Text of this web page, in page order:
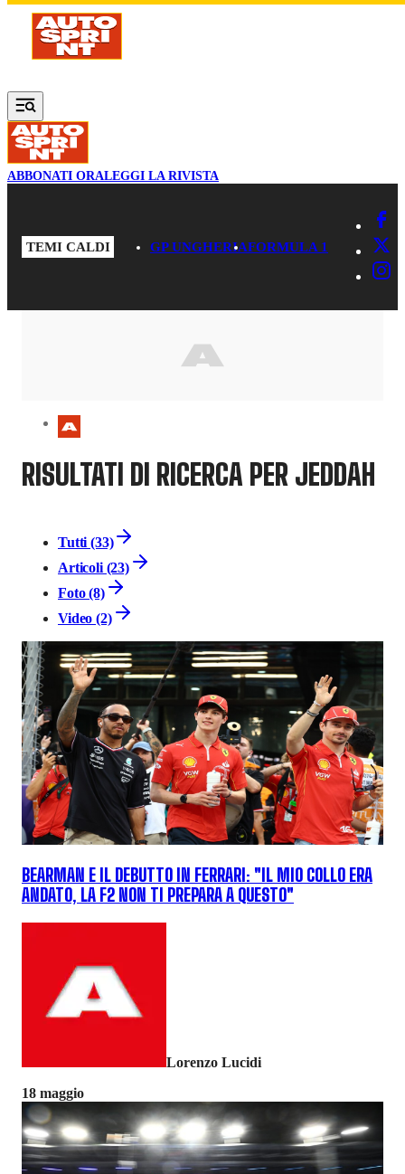
Vai al contenuto principale
ABBONATI ORALEGGI LA RIVISTA
TEMI CALDI GP UNGHERIAFORMULA 1
RISULTATI DI RICERCA PER JEDDAH
Tutti (33)
Articoli (23)
Foto (8)
Video (2)
BEARMAN E IL DEBUTTO IN FERRARI: "IL MIO COLLO ERA
ANDATO, LA F2 NON TI PREPARA A QUESTO"
Lorenzo Lucidi
18 maggio